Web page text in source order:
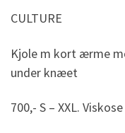
CULTURE
Kjole m kort ærme
under knæet
700,- S – XXL. Viskose